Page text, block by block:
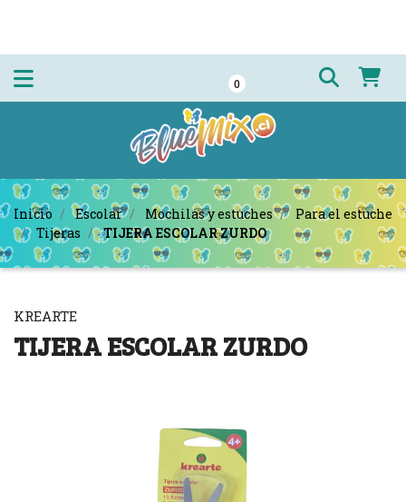
0
Inicio Escolar Mochilas y estuches
Para el estuche
Tijeras
TIJERA ESCOLAR ZURDO
KREARTE
TIJERA ESCOLAR ZURDO